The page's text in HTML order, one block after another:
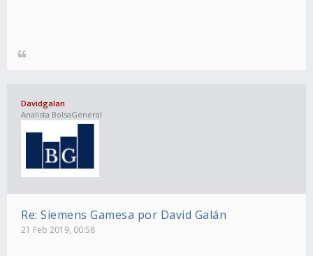
Davidgalan
Analista BolsaGeneral
Re: Siemens Gamesa por David Galán
21 Feb 2019, 00:58